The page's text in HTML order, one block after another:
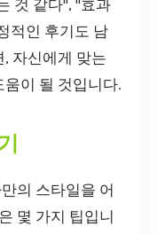
것 같다", "효과
적인 후기도 남
자신에게 맞는
이 될 것입니다.
의 스타일을 어
몇 가지 팁입니